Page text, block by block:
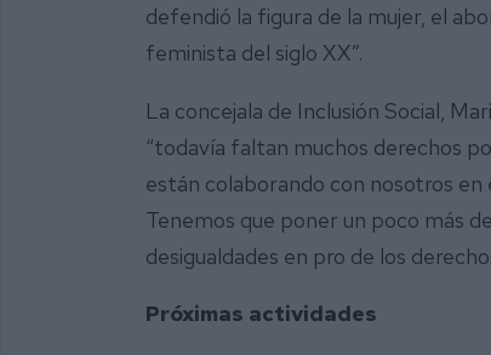
defendió la figura de la mujer, el
feminista del siglo XX”.
La concejala de Inclusión Social,
“todavía faltan muchos derechos
están colaborando con nosotros en
Tenemos que poner un poco más
desigualdades en pro de los
Próximas actividades